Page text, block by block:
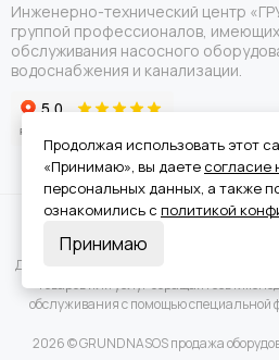
Инженерно-технический центр
группой профессионалов,
обслуживания насосного
водоснабжения и канализации.
Для получения подробной информации о
товаров или услуг обращайтесь к
обслуживания с помощью специальной
2026 © GRUNDNASOS продажа
Продолжая использовать этот
«Принимаю», вы даете согласие
персональных данных, а также
ознакомились с политикой
Принимаю